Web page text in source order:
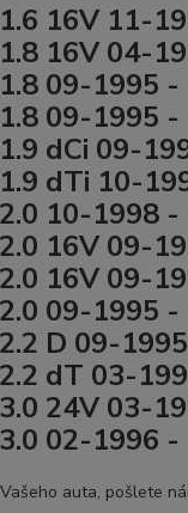
16V 11-
16V 04-
09-1995
09-1995
dCi 09-
dTi 10-
10-1998
16V 09-
16V 09-
09-1995
D 09-
dT 03-
24V 03-
02-1996
auta, pošlete